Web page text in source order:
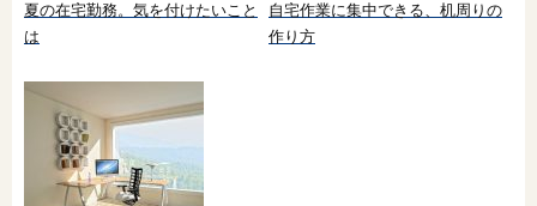
夏の在宅勤務。気を付けたいこと
は
自宅作業に集中できる、机周りの
作り方